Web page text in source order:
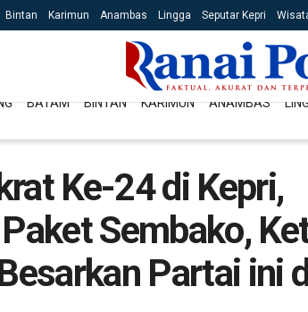
Bintan Karimun Anambas Lingga Seputar Kepri
BATAM BINTAN KARIMUN ANAMBAS
Ke-24 di Kepri,
Sembako,
Partai ini